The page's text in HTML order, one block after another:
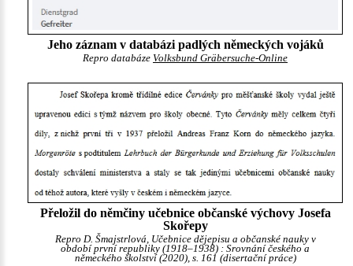
Jeho záznam v databázi padlých německých vojáků
Repro databáze Volksbund Gräbersuche-Online
Přeložil do němčiny učebnice občanské výchovy Josefa
Skořepy
Repro D. Šmajstrlová, Učebnice dějepisu a občanské nauky v
období první republiky (1918–1938) : Srovnání českého a
německého školství (2020), s. 161 (disertační práce)